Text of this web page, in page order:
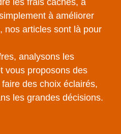
à améliorer
nos articles sont là pour
analysons les
vous proposons des
des choix éclairés,
les grandes décisions.